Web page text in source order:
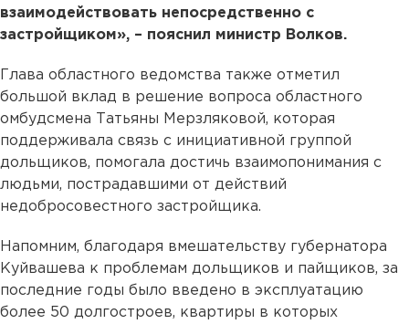
взаимодействовать непосредственно с
застройщиком», – пояснил министр Волков.
Глава областного ведомства также отметил
большой вклад в решение вопроса областного
омбудсмена Татьяны Мерзляковой, которая
поддерживала связь с инициативной группой
дольщиков, помогала достичь взаимопонимания с
людьми, пострадавшими от действий
недобросовестного застройщика.
Напомним, благодаря вмешательству губернатора
Куйвашева к проблемам дольщиков и пайщиков, за
последние годы было введено в эксплуатацию
более 50 долгостроев, квартиры в которых